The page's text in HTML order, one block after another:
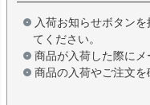
入荷お知らせボタン
てください。
商品が入荷した際にメ
商品の入荷やご注文を